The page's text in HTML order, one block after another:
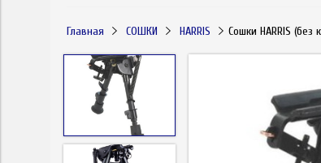
Главная СОШКИ HARRIS Сошки HARRIS (без